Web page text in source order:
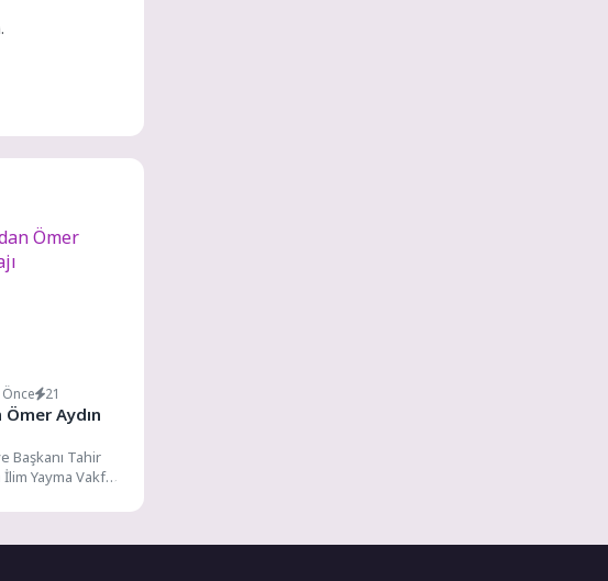
21
Ömer Aydın
Başkanı Tahir
Yayma Vakfı